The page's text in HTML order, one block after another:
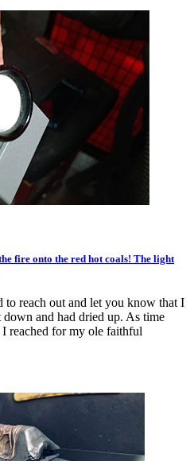
fire onto the red hot coals! The light
reach out and let you know that I
and had dried up. As time
reached for my ole faithful